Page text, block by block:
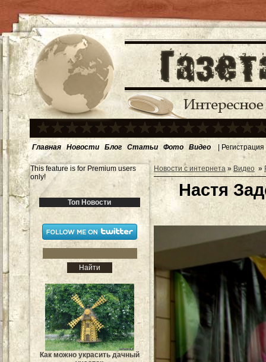
Главная Новости Блог Статьи Фото Видео | Регистрация
This feature is for Premium users
only!
Топ Новости
Как можно украсить дачный
Новости с интернета » Видео »
Настя